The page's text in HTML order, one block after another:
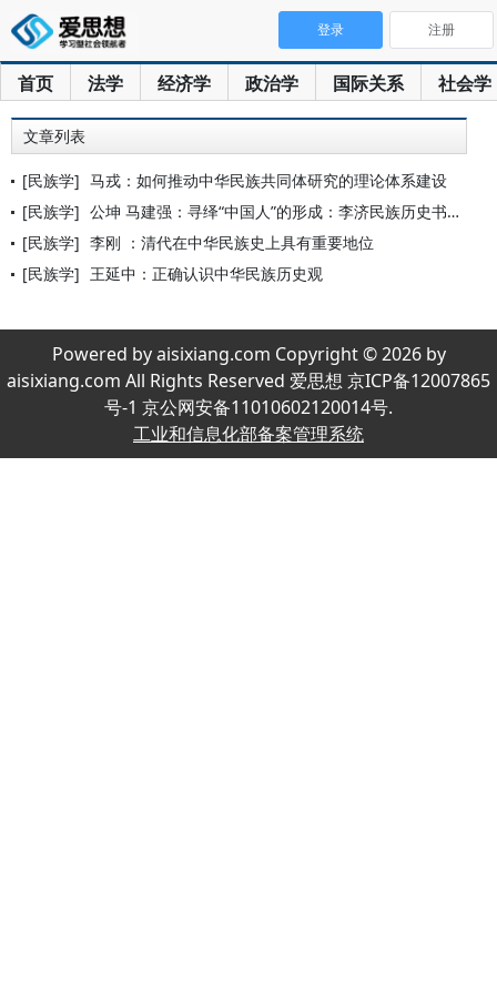
首页 法学 经济学 政治学 国际关系 社会学
登录 注册
文章列表
[民族学] 马戎：如何推动中华民族共同体研究的理论体系建设
[民族学] 公坤 马建强：寻绎“中国人”的形成：李济民族历史书写的人类学
[民族学] 李刚 ：清代在中华民族史上具有重要地位
[民族学] 王延中：正确认识中华民族历史观
Powered by aisixiang.com Copyright © 2026 by
aisixiang.com All Rights Reserved 爱思想 京ICP备12007865
号-1 京公网安备11010602120014号.
工业和信息化部备案管理系统